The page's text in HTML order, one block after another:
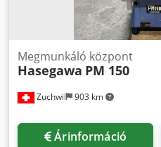
Zuchwil 903 km
Megmunkáló központ
Hasegawa PM 150
Árinformáció